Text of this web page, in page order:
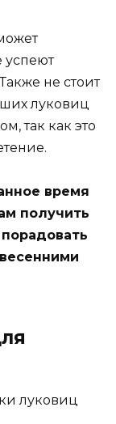
успеют
не стоит
луковиц
так как это
время
получить